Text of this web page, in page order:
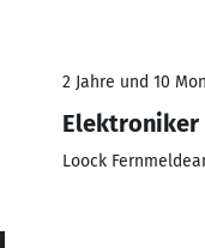
2 Jahre und 10
Loock